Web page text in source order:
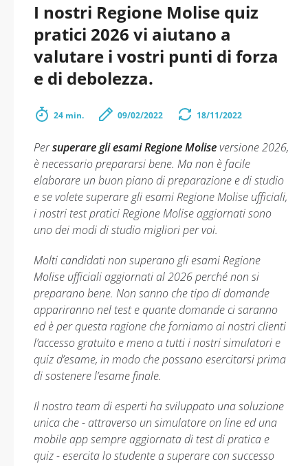
I nostri Regione Molise quiz
pratici 2026 vi aiutano a
valutare i vostri punti di forza
e di debolezza.
24 min. 09/02/2022 18/11/2022
Persuperare gli esami Regione Moliseversione 2026,
è necessario prepararsi bene. Ma non è facile
elaborare un buon piano di preparazione e di studio
e se volete superare gli esami Regione Molise ufficiali,
i nostri test pratici Regione Molise aggiornati sono
uno dei modi di studio migliori per voi.
Molti candidati non superano gli esami Regione
Molise ufficiali aggiornati al 2026 perché non si
preparano bene. Non sanno che tipo di domande
appariranno nel test e quante domande ci saranno
ed è per questa ragione che forniamo ai nostri clienti
l’accesso gratuito e meno a tutti i nostri simulatori e
quiz d’esame, in modo che possano esercitarsi prima
di sostenere l’esame finale.
Il nostro team di esperti ha sviluppato una soluzione
unica che - attraverso un simulatore on line ed una
mobile app sempre aggiornata di test di pratica e
quiz - esercita lo studente a superare con successo